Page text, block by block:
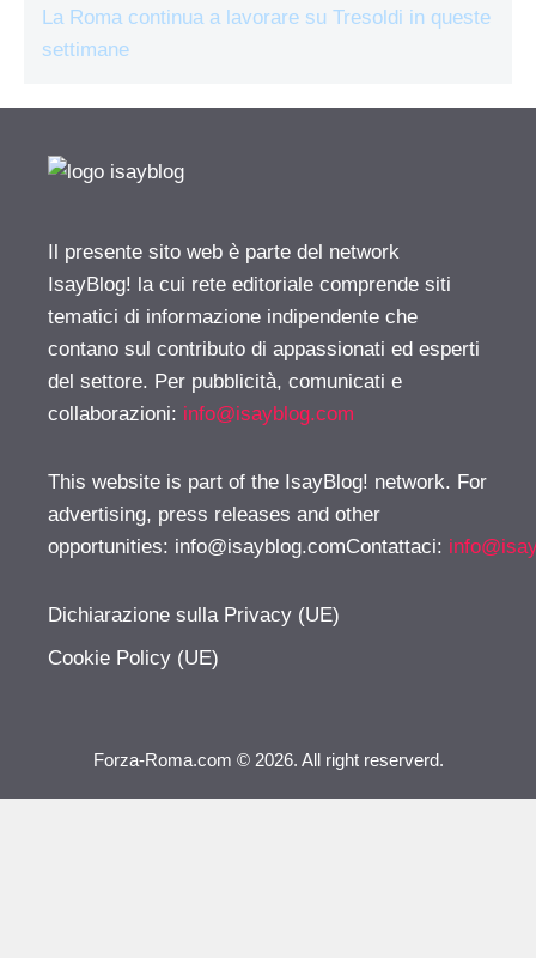
La Roma continua a lavorare su Tresoldi in queste
settimane
Il presente sito web è parte del network
IsayBlog! la cui rete editoriale comprende siti
tematici di informazione indipendente che
contano sul contributo di appassionati ed esperti
del settore. Per pubblicità, comunicati e
collaborazioni: info@isayblog.com
This website is part of the IsayBlog! network. For
advertising, press releases and other
opportunities: info@isayblog.comContattaci:
Dichiarazione sulla Privacy (UE)
Cookie Policy (UE)
Forza-Roma.com © 2026. All right reserverd.